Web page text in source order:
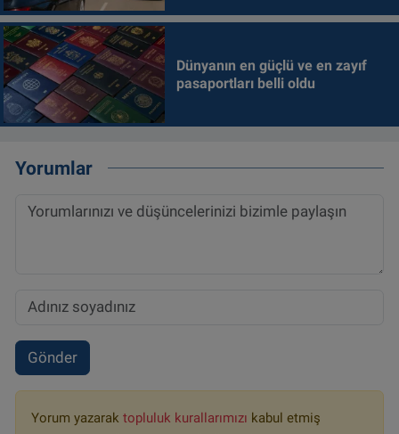
Dünyanın en güçlü ve en zayıf
pasaportları belli oldu
Yorumlar
Gönder
Yorum yazarak topluluk kurallarımızı kabul etmiş